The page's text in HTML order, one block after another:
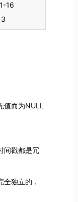
16
值而为NULL
间戳都是冗
独立的，